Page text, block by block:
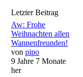
Letzter Beitrag
Aw: Frohe
Weihnachten allen
Wannenfreunden!
von pipo
9 Jahre 7 Monate
her